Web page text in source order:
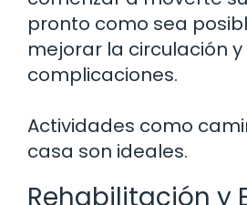
pronto como sea
mejorar la circulación
complicaciones.
Actividades como
casa son ideales.
Rehabilitación y